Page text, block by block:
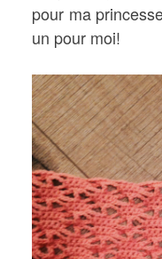
pour ma
un pour moi!